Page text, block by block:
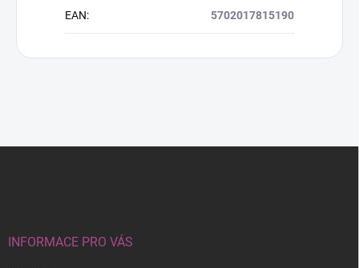
EAN: 5702017815190
INFORMACE PRO VÁS